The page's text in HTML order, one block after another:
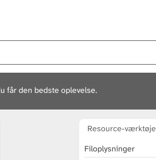
får den bedste oplevelse.
Resource-
Filoplysninger